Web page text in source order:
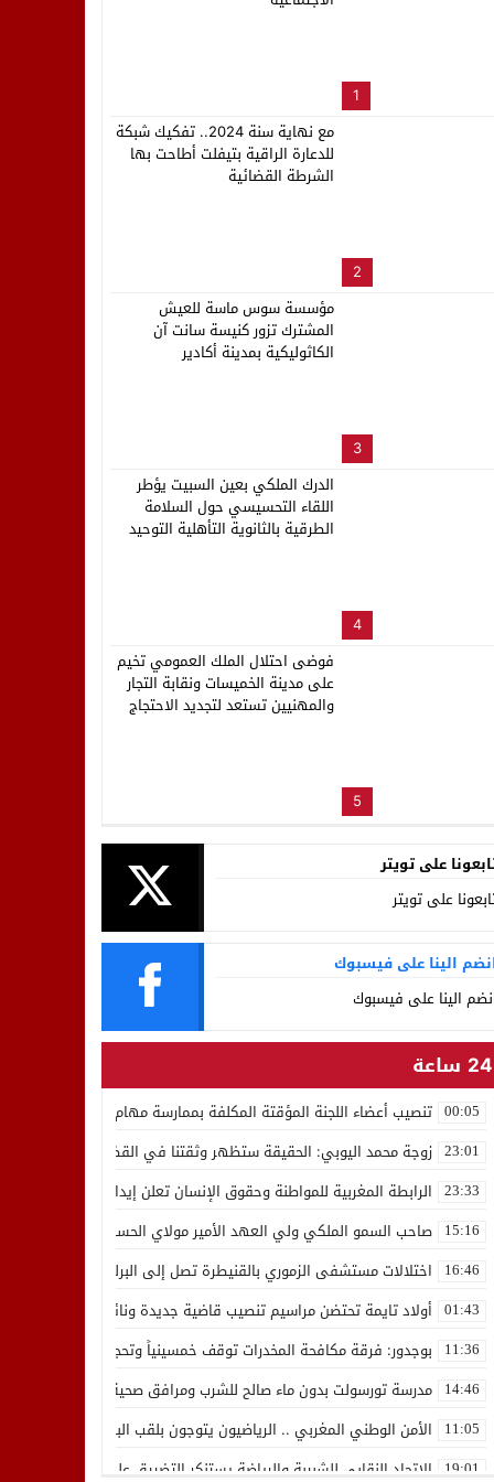
بنزاهة النهائي
1
2
مع نهاية سنة 2024.. تفكيك شبكة
للدعارة الراقية بتيفلت أطاحت بها
الشرطة القضائية
3
مؤسسة سوس ماسة للعيش
المشترك تزور كنيسة سانت آن
الكاثوليكية بمدينة أكادير
4
الدرك الملكي بعين السبيت يؤطر
اللقاء التحسيسي حول السلامة
الطرقية بالثانوية التأهلية التوحيد
5
فوضى احتلال الملك العمومي تخيم
على مدينة الخميسات ونقابة التجار
والمهنيين تستعد لتجديد الاحتجاج
على تويتر
على تويتر
الينا على فيسبوك
الينا على فيسبوك
24 ساعة
00:05 تنصيب أعضاء اللجنة المؤقتة المكلفة بممارسة مهام المجلس الوطني
23:01 زوجة محمد اليوبي: الحقيقة ستظهر وثقتنا في القضاء ثابتة
23:33 الرابطة المغربية للمواطنة وحقوق الإنسان تعلن إيداع رئيسها
15:16 صاحب السمو الملكي ولي العهد الأمير مولاي الحسن يدشن “برج
16:46 اختلالات مستشفى الزموري بالقنيطرة تصل إلى البرلمان واستقالة
01:43 أولاد تايمة تحتضن مراسيم تنصيب قاضية جديدة ونائب لوكيل الملك
11:36 بوجدور: فرقة مكافحة المخدرات توقف خمسينياً وتحجز 10 كيلوغرامات من الشيرا
14:46 مدرسة تورسولت بدون ماء صالح للشرب ومرافق صحية في وضعية
11:05 الأمن الوطني المغربي .. الرياضيون يتوجون بلقب البطولة العربية
19:01 الاتحاد النقابي للشبيبة والرياضة يستنكر التضييق على الموظفين